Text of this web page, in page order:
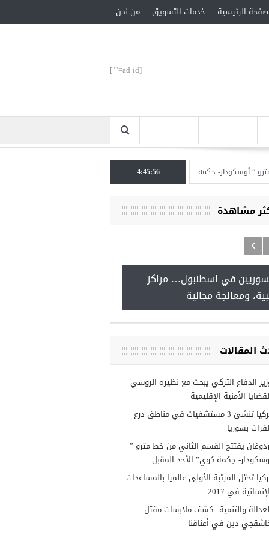
الرئيسية خدمات التسويق من نحن
[ad id=""]
جكمة كوي” الأحد المقبل تركيا تحتل المرتبة الأولى عالميا بالمساعدات4:45:57
مشاهدة
في اسطنبول… مراكز
ومعالجة مجانية
المقالات
الدفاع التركي يبحث مع نظيره الروسي
الأمنية الإقليمية
تركيا تنشئ 3 مستشفيات في مناطق درع
بسوريا
يفتتح القسم الثاني من خط مترو ”
جكمة كوي” الأحد المقبل
تحتل المرتبة الأولى عالميا بالمساعدات
في 2017
والتنمية.. كشف ملابسات مقتل
دين في أعناقنا